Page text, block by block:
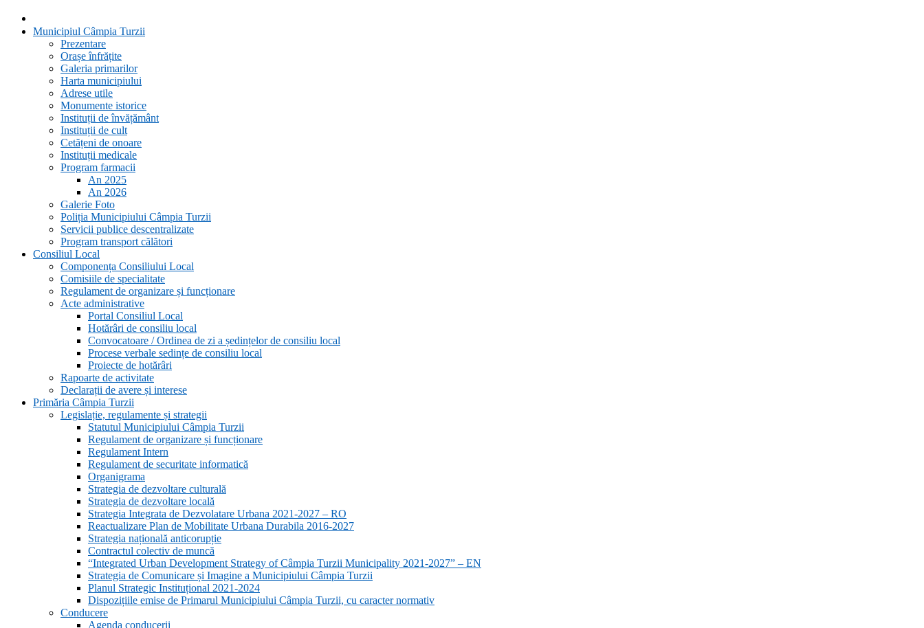
Municipiul Câmpia Turzii
Prezentare
Orașe înfrățite
Galeria primarilor
Harta municipiului
Adrese utile
Monumente istorice
Instituții de învățământ
Instituții de cult
Cetățeni de onoare
Instituții medicale
Program farmacii
An 2025
An 2026
Galerie Foto
Poliția Municipiului Câmpia Turzii
Servicii publice descentralizate
Program transport călători
Consiliul Local
Componența Consiliului Local
Comisiile de specialitate
Regulament de organizare și funcționare
Acte administrative
Portal Consiliul Local
Hotărâri de consiliu local
Convocatoare / Ordinea de zi a ședințelor de consiliu local
Procese verbale sedințe de consiliu local
Proiecte de hotărâri
Rapoarte de activitate
Declarații de avere și interese
Primăria Câmpia Turzii
Legislație, regulamente și strategii
Statutul Municipiului Câmpia Turzii
Regulament de organizare și funcționare
Regulament Intern
Regulament de securitate informatică
Organigrama
Strategia de dezvoltare culturală
Strategia de dezvoltare locală
Strategia Integrata de Dezvolatare Urbana 2021-2027 – RO
Reactualizare Plan de Mobilitate Urbana Durabila 2016-2027
Strategia națională anticorupție
Contractul colectiv de muncă
“Integrated Urban Development Strategy of Câmpia Turzii Municipality 2021-2027” – EN
Strategia de Comunicare și Imagine a Municipiului Câmpia Turzii
Planul Strategic Instituțional 2021-2024
Dispozițiile emise de Primarul Municipiului Câmpia Turzii, cu caracter normativ
Conducere
Agenda conducerii